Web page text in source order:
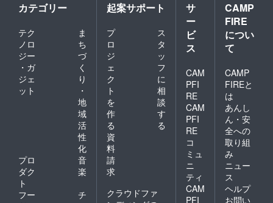
カテゴリー
テク
ノロ
ジー
・ガ
ジェ
ット
ま
ち
づ
く
り
・
地
域
活
性
化
プロ
ダク
ト
音
楽
フー
チ
起案サポート
プ
ロ
ジ
ェ
ク
ト
を
作
る
ス
タ
ッ
フ
に
相
談
す
る
資
料
請
求
クラウドファ
サ
ー
ビ
ス
CAM
PFI
RE
CAM
PFI
RE
コ
ミュ
ニ
ティ
CAM
PFI
CAMP
FIRE
につい
て
CAMP
FIREと
は
あんし
ん・安
全への
取り組
み
ニュー
ス
ヘルプ
お問い